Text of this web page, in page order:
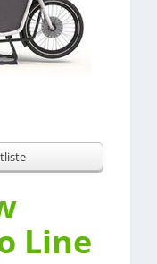
Line